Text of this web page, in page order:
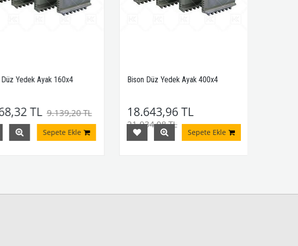
Yedek Ayak 160x4
TL 9.139,20 TL
Sepete Ekle
Bison Düz Yedek Ayak 400x4
18.643,96 TL
21.934,08 TL
Sepete Ekle